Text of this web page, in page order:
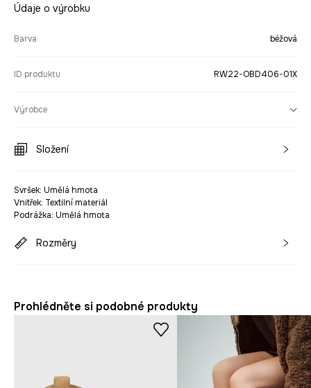
Údaje o výrobku
Barva béžová
ID produktu RW22-OBD406-01X
Výrobce
Složení
Svršek: Umělá hmota
Vnitřek: Textilní materiál
Podrážka: Umělá hmota
Rozměry
Prohlédněte si podobné produkty